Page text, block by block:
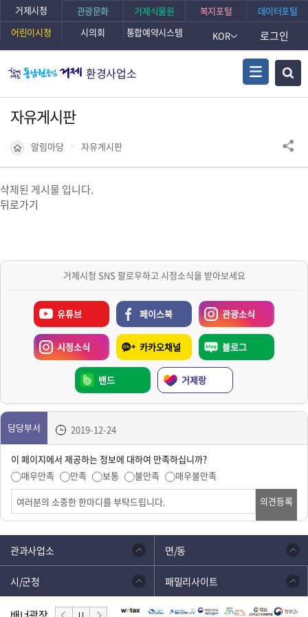
본문바로가기
거제시청 관광문화 거제식물원 복지포털
데이터포털
어린이시청
시의회 통합예약시스템 KOR 로그인
환경사업소
자유게시판
알림마당 자유게시판
삭제된 게시물 입니다.
뒤로가기
거제시청 SNS 팔로우하고 시정소식을 받아보세요
유튜브 페이스북 관광소식
시정소식 카카오채널 블로그
밴드 거제랑
담당부서 2019-12-24
이 페이지에서 제공하는 정보에 대하여 만족하십니까?
매우만족
만족 보통 불만족
매우불만족
의견등록
관과사업소 면/동
시/군청 패밀리사이트